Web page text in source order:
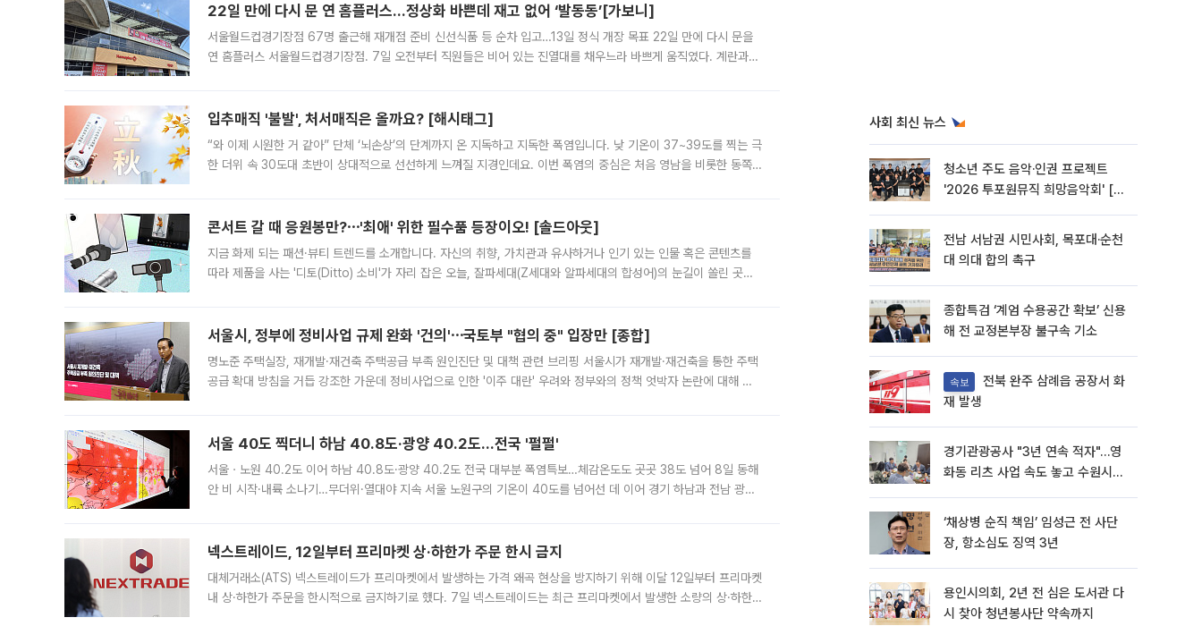
22일 만에 다시 문 연 홈플러스…정상화 바쁜데 재고 없어 ‘발동동’[가보니]
서울월드컵경기장점 67명 출근해 재개점 준비 신선식품 등 순차 입고…13일 정식 개장 목표 22일 만에 다시 문을
연 홈플러스 서울월드컵경기장점. 7일 오전부터 직원들은 비어 있는 진열대를 채우느라 바쁘게 움직였다. 계란과
입추매직 '불발', 처서매직은 올까요? [해시태그]
“와 이제 시원한 거 같아” 단체 ‘뇌손상’의 단계까지 온 지독하고 지독한 폭염입니다. 낮 기온이 37~39도를 찍는 극
한 더위 속 30도대 초반이 상대적으로 선선하게 느껴질 지경인데요. 이번 폭염의 중심은 처음 영남을 비롯한 동쪽
콘서트 갈 때 응원봉만?⋯'최애' 위한 필수품 등장이오! [솔드아웃]
지금 화제 되는 패션·뷰티 트렌드를 소개합니다. 자신의 취향, 가치관과 유사하거나 인기 있는 인물 혹은 콘텐츠를
따라 제품을 사는 '디토(Ditto) 소비'가 자리 잡은 오늘, 잘파세대(Z세대와 알파세대의 합성어)의 눈길이 쏠린 곳은
서울시, 정부에 정비사업 규제 완화 '건의'⋯국토부 "협의 중" 입장만 [종합]
명노준 주택실장, 재개발·재건축 주택공급 부족 원인진단 및 대책 관련 브리핑 서울시가 재개발·재건축을 통한 주택
공급 확대 방침을 거듭 강조한 가운데 정비사업으로 인한 '이주 대란' 우려와 정부와의 정책 엇박자 논란에 대해 정
서울 40도 찍더니 하남 40.8도·광양 40.2도…전국 '펄펄'
서울ㆍ노원 40.2도 이어 하남 40.8도·광양 40.2도 전국 대부분 폭염특보…체감온도도 곳곳 38도 넘어 8일 동해
안 비 시작·내륙 소나기…무더위·열대야 지속 서울 노원구의 기온이 40도를 넘어선 데 이어 경기 하남과 전남 광양
넥스트레이드, 12일부터 프리마켓 상·하한가 주문 한시 금지
대체거래소(ATS) 넥스트레이드가 프리마켓에서 발생하는 가격 왜곡 현상을 방지하기 위해 이달 12일부터 프리마켓
내 상·하한가 주문을 한시적으로 금지하기로 했다. 7일 넥스트레이드는 최근 프리마켓에서 발생한 소량의 상·하한
사회 최신 뉴스
청소년 주도 음악·인권 프로젝트
'2026 투포원뮤직 희망음악회' [포
전남 서남권 시민사회, 목포대·순천
대 의대 합의 촉구
종합특검 ‘계엄 수용공간 확보’ 신용
해 전 교정본부장 불구속 기소
속보
재 발생
경기관광공사 "3년 연속 적자"…영
화동 리츠 사업 속도 놓고 수원시와
‘채상병 순직 책임’ 임성근 전 사단
장, 항소심도 징역 3년
용인시의회, 2년 전 심은 도서관 다
시 찾아 청년봉사단 약속까지